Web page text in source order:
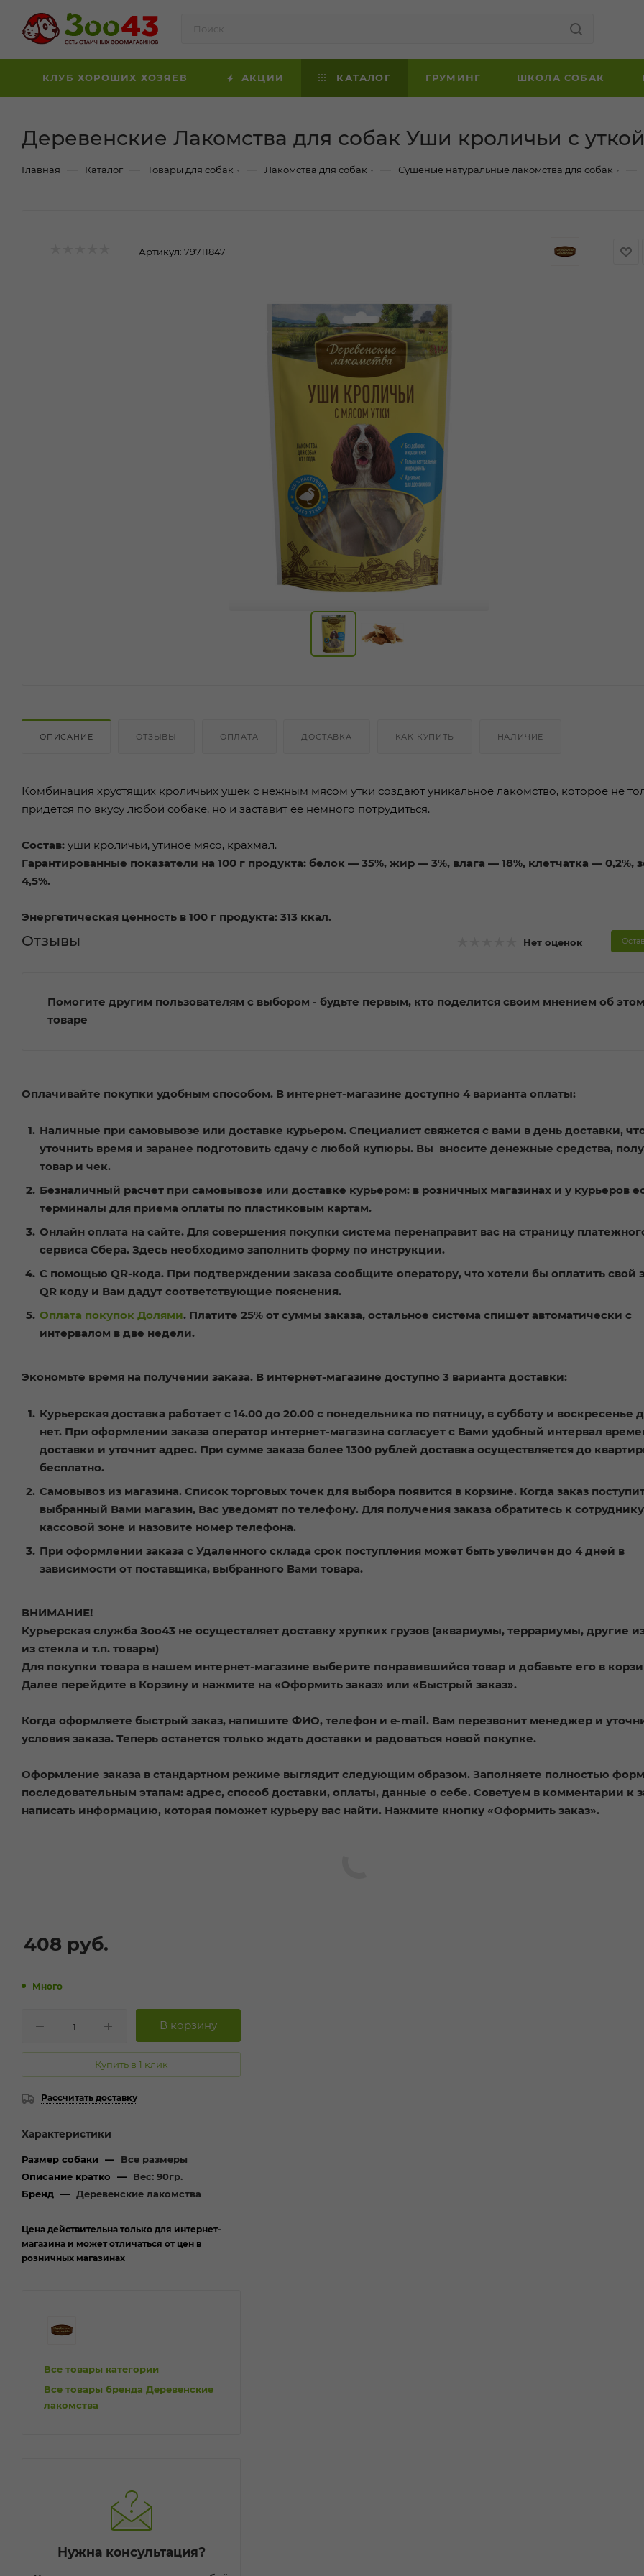
КЛУБ ХОРОШИХ ХОЗЯЕВ АКЦИИ КАТАЛОГ ГРУМИНГ ШКОЛА СОБАК
Деревенские Лакомства для собак Уши кроличьи с
Главная Каталог Товары для собак Лакомства для собак Сушеные натуральные лакомства для собак
Артикул: 79711847
ОПИСАНИЕ ОТЗЫВЫ ОПЛАТА ДОСТАВКА КАК КУПИТЬ НАЛИЧИЕ
Комбинация хрустящих кроличьих ушек с нежным мясом утки создают уникальное лакомство, которое не
придется по вкусу любой собаке, но и заставит ее немного потрудиться.
Состав: уши кроличьи, утиное мясо, крахмал.
Гарантированные показатели на 100 г продукта: белок — 35%, жир — 3%, влага — 18%, клетчатка — 0,2%,
4,5%.
Энергетическая ценность в 100 г продукта: 313 ккал.
Отзывы Нет оценок
Помогите другим пользователям с выбором - будьте первым, кто поделится своим мнением об этом
товаре
Оплачивайте покупки удобным способом. В интернет-магазине доступно 4 варианта оплаты:
Наличные при самовывозе или доставке курьером. Специалист свяжется с вами в день доставки,
уточнить время и заранее подготовить сдачу с любой купюры. Вы вносите денежные средства,
товар и чек.
Безналичный расчет при самовывозе или доставке курьером: в розничных магазинах и у курьеров
терминалы для приема оплаты по пластиковым картам.
Онлайн оплата на сайте. Для совершения покупки система перенаправит вас на страницу
сервиса Сбера. Здесь необходимо заполнить форму по инструкции.
С помощью QR-кода. При подтверждении заказа сообщите оператору, что хотели бы оплатить свой
QR коду и Вам дадут соответствующие пояснения.
Оплата покупок Долями. Платите 25% от суммы заказа, остальное система спишет автоматически с
интервалом в две недели.
Экономьте время на получении заказа. В интернет-магазине доступно 3 варианта доставки:
Курьерская доставка работает с 14.00 до 20.00 с понедельника по пятницу, в субботу и воскресенье
нет. При оформлении заказа оператор интернет-магазина согласует с Вами удобный интервал
доставки и уточнит адрес. При сумме заказа более 1300 рублей доставка осуществляется до
бесплатно.
Самовывоз из магазина. Список торговых точек для выбора появится в корзине. Когда заказ
выбранный Вами магазин, Вас уведомят по телефону. Для получения заказа обратитесь к
кассовой зоне и назовите номер телефона.
При оформлении заказа с Удаленного склада срок поступления может быть увеличен до 4 дней в
зависимости от поставщика, выбранного Вами товара.
ВНИМАНИЕ!
Курьерская служба Зоо43 не осуществляет доставку хрупких грузов (аквариумы, террариумы, другие
из стекла и т.п. товары)
Для покупки товара в нашем интернет-магазине выберите понравившийся товар и добавьте его в
Далее перейдите в Корзину и нажмите на «Оформить заказ» или «Быстрый заказ».
Когда оформляете быстрый заказ, напишите ФИО, телефон и e-mail. Вам перезвонит менеджер и
условия заказа. Теперь останется только ждать доставки и радоваться новой покупке.
Оформление заказа в стандартном режиме выглядит следующим образом. Заполняете полностью
последовательным этапам: адрес, способ доставки, оплаты, данные о себе. Советуем в комментарии к
написать информацию, которая поможет курьеру вас найти. Нажмите кнопку «Оформить заказ».
408 руб.
Много
Купить в 1 клик
Рассчитать доставку
Характеристики
Размер собаки —
Все размеры
Описание кратко
—
Вес: 90гр.
Бренд — Деревенские лакомства
Цена действительна только для интернет-
магазина и может отличаться от цен в
розничных магазинах
Все товары категории
Все товары бренда Деревенские
лакомства
Нужна консультация?